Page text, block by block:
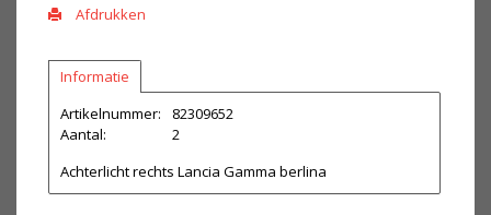
Afdrukken
Informatie
Artikelnummer:
82309652
Aantal:
2
Achterlicht rechts Lancia Gamma berlina